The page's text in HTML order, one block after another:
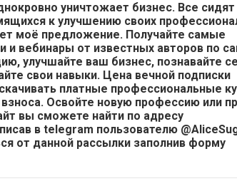
уничтожает бизнес. Все сидят
к улучшению своих
моё предложение. Получайте самые
и вебинары от известных авторов по
улучшайте ваш бизнес, познавайте
свои навыки. Цена вечной подписки
платные профессиональные
Освойте новую профессию или
вы сможете найти по адресу
в telegram пользователю
от данной рассылки заполнив форму